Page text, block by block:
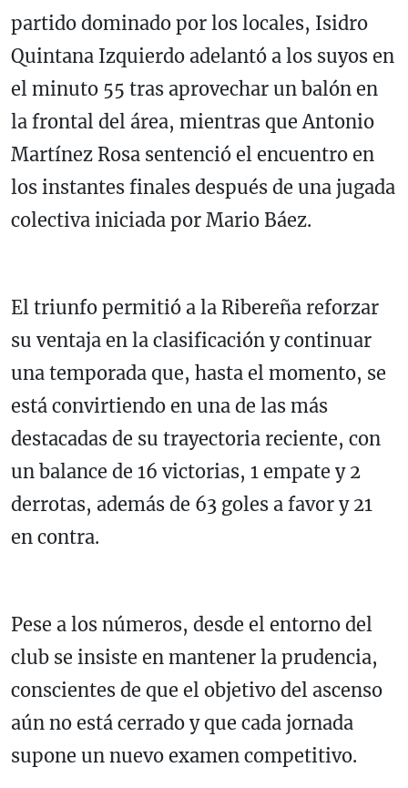
partido dominado por los locales, Isidro
Quintana Izquierdo adelantó a los suyos en
el minuto 55 tras aprovechar un balón en
la frontal del área, mientras que Antonio
Martínez Rosa sentenció el encuentro en
los instantes finales después de una jugada
colectiva iniciada por Mario Báez.
El triunfo permitió a la Ribereña reforzar
su ventaja en la clasificación y continuar
una temporada que, hasta el momento, se
está convirtiendo en una de las más
destacadas de su trayectoria reciente, con
un balance de 16 victorias, 1 empate y 2
derrotas, además de 63 goles a favor y 21
en contra.
Pese a los números, desde el entorno del
club se insiste en mantener la prudencia,
conscientes de que el objetivo del ascenso
aún no está cerrado y que cada jornada
supone un nuevo examen competitivo.